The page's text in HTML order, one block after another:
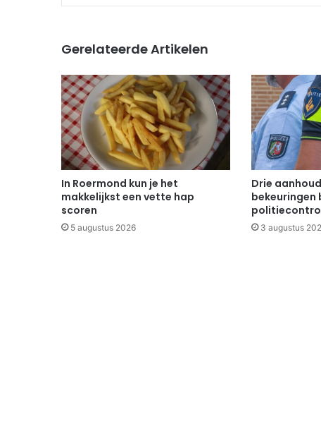
Gerelateerde Artikelen
In Roermond kun je het
makkelijkst een vette hap
scoren
5 augustus 2026
Drie
bekeuringen
3 augustus